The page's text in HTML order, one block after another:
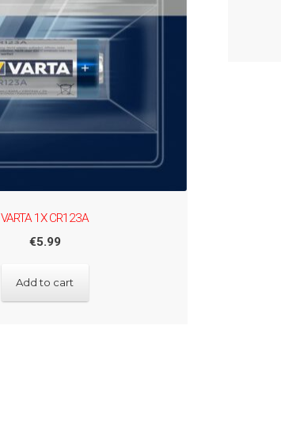
VARTA 1X CR123A
€5.99
Add to cart